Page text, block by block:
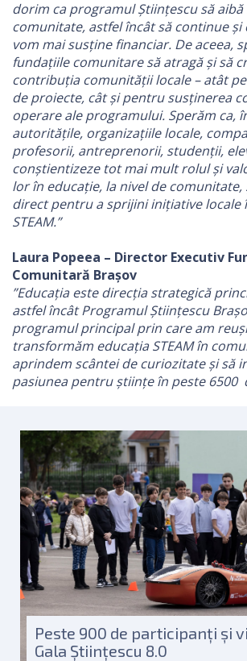
dorim ca programul Științescu să
comunitate, astfel încât să continue și
vom mai susține financiar. De aceea,
fundațiile comunitare să atragă și să
contribuția comunității locale – atât
de proiecte, cât și pentru susținerea
operare ale programului. Sperăm ca,
autoritățile, organizațiile locale,
profesorii, antreprenorii, studenții,
conștientizeze tot mai mult rolul și
lor în educație, la nivel de comunitate,
direct pentru a sprijini inițiative locale
STEAM.”
Laura Popeea – Director Executiv
Comunitară Brașov
”Educația este direcția strategică
astfel încât Programul Științescu
programul principal prin care am
transformăm educația STEAM în
aprindem scântei de curiozitate și să
pasiunea pentru științe în peste 6500
Peste 900 de participanți și
Gala Științescu 8.0